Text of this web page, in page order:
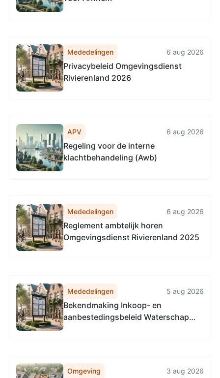
Mededelingen 6 aug 2026
Privacybeleid Omgevingsdienst
Rivierenland 2026
APV 6 aug 2026
Regeling voor de interne
klachtbehandeling (Awb)
Mededelingen 6 aug 2026
Reglement ambtelijk horen
Omgevingsdienst Rivierenland 2025
Mededelingen 5 aug 2026
Bekendmaking Inkoop- en
aanbestedingsbeleid Waterschap
Omgeving 3 aug 2026